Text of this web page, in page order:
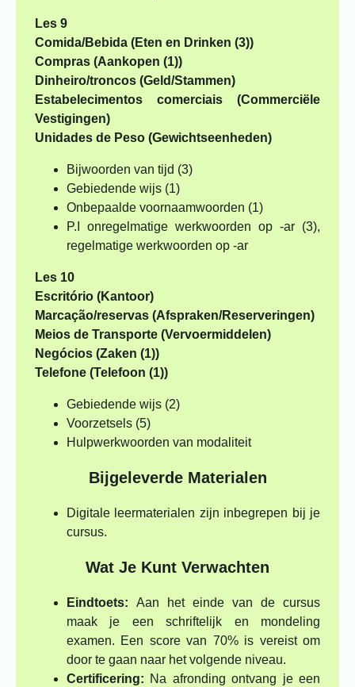
Les 9
Comida/Bebida (Eten en Drinken (3))
Compras (Aankopen (1))
Dinheiro/troncos (Geld/Stammen)
Estabelecimentos comerciais (Commerciële
Vestigingen)
Unidades de Peso (Gewichtseenheden)
Bijwoorden van tijd (3)
Gebiedende wijs (1)
Onbepaalde voornaamwoorden (1)
P.I onregelmatige werkwoorden op -ar (3),
regelmatige werkwoorden op -ar
Les 10
Escritório (Kantoor)
Marcação/reservas (Afspraken/Reserveringen)
Meios de Transporte (Vervoermiddelen)
Negócios (Zaken (1))
Telefone (Telefoon (1))
Gebiedende wijs (2)
Voorzetsels (5)
Hulpwerkwoorden van modaliteit
Bijgeleverde Materialen
Digitale leermaterialen zijn inbegrepen bij je
cursus.
Wat Je Kunt Verwachten
Eindtoets: Aan het einde van de cursus
maak je een schriftelijk en mondeling
examen. Een score van 70% is vereist om
door te gaan naar het volgende niveau.
Certificering: Na afronding ontvang je een